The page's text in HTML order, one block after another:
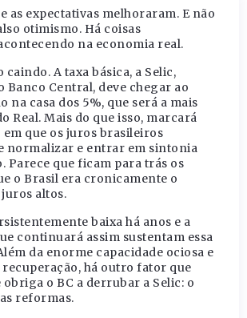
as expectativas melhoraram. E não
otimismo. Há coisas
na economia real.
caindo. A taxa básica, a Selic,
Banco Central, deve chegar ao
na casa dos 5%, que será a mais
Real. Mais do que isso, marcará
que os juros brasileiros
normalizar e entrar em sintonia
Parece que ficam para trás os
o Brasil era cronicamente o
altos.
baixa há anos e a
continuará assim sustentam essa
da enorme capacidade ociosa e
recuperação, há outro fator que
o BC a derrubar a Selic: o
reformas.